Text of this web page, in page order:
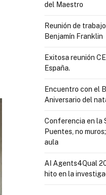
del Maestro
Reunión de
Benjamín Franklin
Exitosa reunión
España.
Encuentro con el
Aniversario del
Conferencia en la
Puentes, no
aula
AI Agents4Qual
hito en la